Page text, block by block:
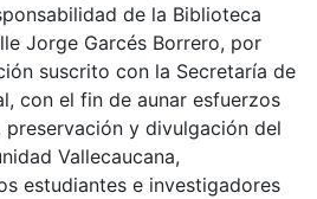
de la Biblioteca
Jorge Garcés Borrero, por
suscrito con la Secretaría de
con el fin de aunar esfuerzos
preservación y divulgación del
Vallecaucana,
estudiantes e investigadores